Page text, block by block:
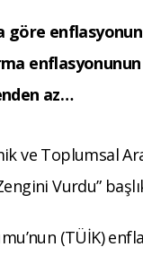
göre
az…
ve Toplumsal
Vurdu”
(TÜİK)